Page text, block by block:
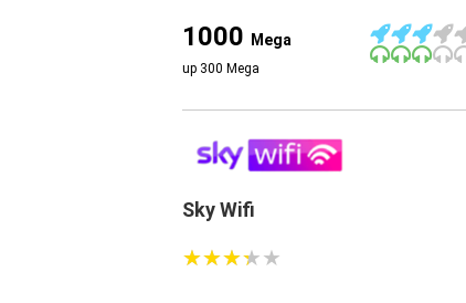
1000 Mega
up 300 Mega
Sky Wifi
★★★★★
★★★★★